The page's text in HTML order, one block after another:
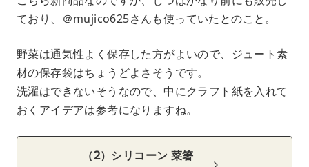
ており、＠mujico625さんも使っていたとのこと。
野菜は通気性よく保存した方がよいので、ジュート素
材の保存袋はちょうどよさそうです。
洗濯はできないそうなので、中にクラフト紙を入れて
おくアイデアは参考になりますね。
（2）シリコーン 菜箸